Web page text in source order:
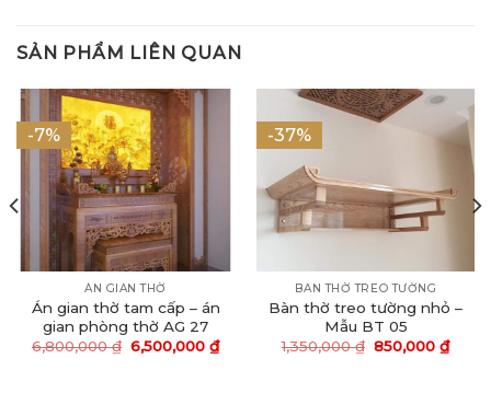
SẢN PHẨM LIÊN QUAN
-7%
ÁN GIAN THỜ
Án gian thờ tam cấp – án
gian phòng thờ AG 27
6,800,000₫ 6,500,000₫
-37%
BAN THỜ TREO TƯỜNG
Bàn thờ treo tường nhỏ –
Mẫu BT 05
1,350,000₫ 850,000₫